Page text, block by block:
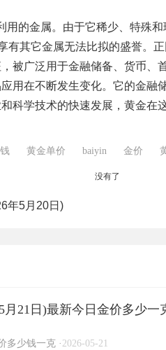
用的金属。由于它稀少、特殊
有其它金属无法比拟的盛誉。
被广泛用于金融储备、货币、
用在不断发生变化。它的金融
科学技术的快速发展，黄金在
黄金单价 baiyin 金价
年5月20日)
没有了
月21日)最新今日金价多少一
多少钱一克 · 2026-05-21